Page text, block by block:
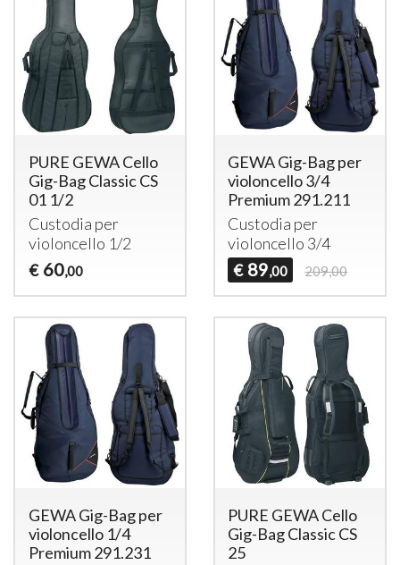
PURE GEWA Cello
Gig-Bag Classic CS
01 1/2
Custodia per
violoncello 1/2
€ 60,00
GEWA Gig-Bag per
violoncello 3/4
Premium 291.211
Custodia per
violoncello 3/4
€ 89,00 209,00
GEWA Gig-Bag per
violoncello 1/4
Premium 291.231
PURE GEWA Cello
Gig-Bag Classic CS
25